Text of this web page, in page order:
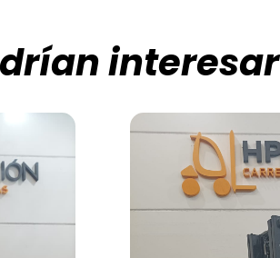
interesar